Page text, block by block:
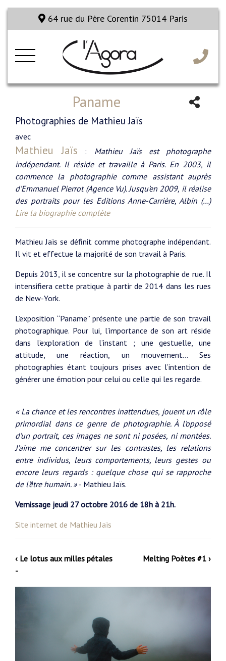
64 rue du Père Corentin 75014 Paris
Paname
Photographies de Mathieu Jaïs
avec
Mathieu Jaïs : Mathieu Jaïs est photographe
indépendant. Il réside et travaille à Paris. En 2003, il
commence la photographie comme assistant auprès
d’Emmanuel Pierrot (Agence Vu). Jusqu’en 2009, il réalise
des portraits pour les Editions Anne-Carrière, Albin (…)
Lire la biographie complète
Mathieu Jaïs se définit comme photographe indépendant.
Il vit et effectue la majorité de son travail à Paris.
Depuis 2013, il se concentre sur la photographie de rue. Il
intensifiera cette pratique à partir de 2014 dans les rues
de New-York.
L’exposition “Paname” présente une partie de son travail
photographique. Pour lui, l’importance de son art réside
dans l’exploration de l’instant ; une gestuelle, une
attitude, une réaction, un mouvement… Ses
photographies étant toujours prises avec l’intention de
générer une émotion pour celui ou celle qui les regarde.
« La chance et les rencontres inattendues, jouent un rôle
primordial dans ce genre de photographie. À l’opposé
d’un portrait, ces images ne sont ni posées, ni montées.
J’aime me concentrer sur les contrastes, les relations
entre individus, leurs comportements, leurs gestes ou
encore leurs regards : quelque chose qui se rapproche
de l’être humain. » - Mathieu Jaïs.
Vernissage jeudi 27 octobre 2016 de 18h à 21h.
Site internet de Mathieu Jaïs
‹ Le lotus aux milles pétales
-
Melting Poètes #1 ›